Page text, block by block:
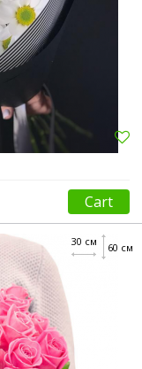
Cart
60 см
30 см